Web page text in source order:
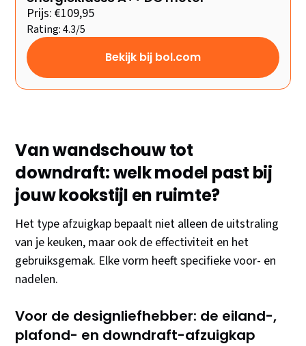
Prijs: €109,95
Rating: 4.3/5
Bekijk bij bol.com
Van wandschouw tot
downdraft: welk model past bij
jouw kookstijl en ruimte?
Het type afzuigkap bepaalt niet alleen de uitstraling
van je keuken, maar ook de effectiviteit en het
gebruiksgemak. Elke vorm heeft specifieke voor- en
nadelen.
Voor de designliefhebber: de eiland-,
plafond- en downdraft-afzuigkap